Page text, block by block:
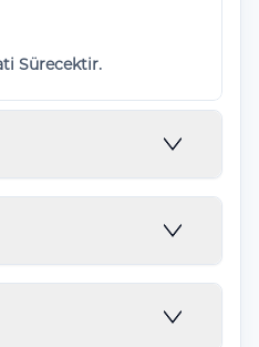
Sürecektir.
''Örnek'' olarak
Karatay Üniversitesi
elde edeceğiniz